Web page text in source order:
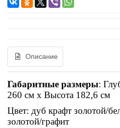
Описание
Габаритные размеры:
260 см x Высота 182,6 см
Цвет: дуб крафт золотой/
золотой/графит